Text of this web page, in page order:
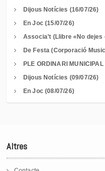
Dijous Notícies (16/07/26)
En Joc (15/07/26)
Associa’t (Llibre «No dejes
De Festa (Corporació
PLE ORDINARI
Dijous Notícies (09/07/26)
En Joc (08/07/26)
Altres